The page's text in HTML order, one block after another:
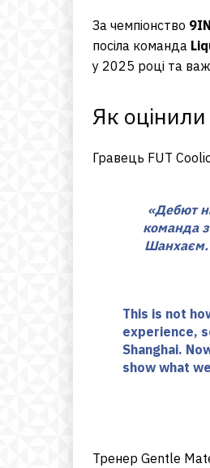
За чемпіонство
посіла команда
у 2025 році та
Як оцінили
Гравець FUT
«Дебют
команда
Шанхаєм.
This is not
experience,
Shanghai.
show what
Тренер Gentle